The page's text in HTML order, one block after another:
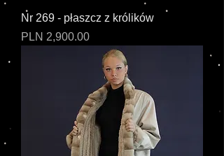
Nr 269 - płaszcz z królików
Cena
PLN 2,900.00